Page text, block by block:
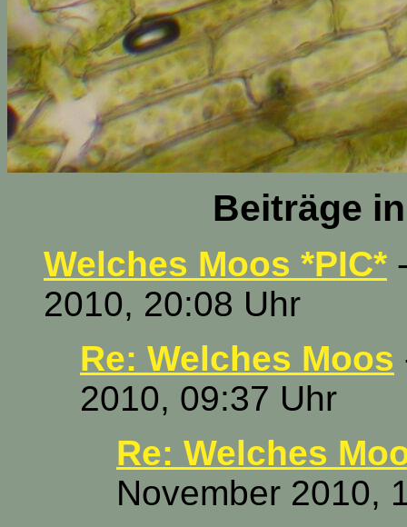
Beiträge
Welches Moos *PIC*
2010, 20:08 Uhr
Re: Welches Moos
2010, 09:37 Uhr
Re: Welches
November 2010,